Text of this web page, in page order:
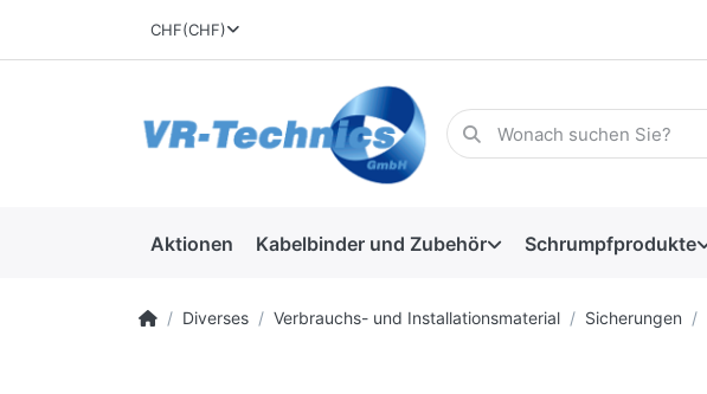
CHF(CHF)
Aktionen Kabelbinder und Zubehör Schrumpfprodukte
Diverses Verbrauchs- und Installationsmaterial Sicherungen